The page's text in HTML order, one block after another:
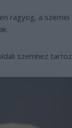
ragyog, a
szemhez